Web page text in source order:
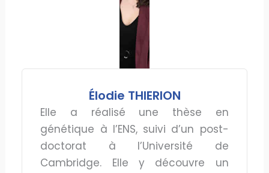
Élodie THIERION
Elle a réalisé une thèse en
génétique à l’ENS, suivi d’un post-
doctorat à l’Université de
Cambridge. Elle y découvre un